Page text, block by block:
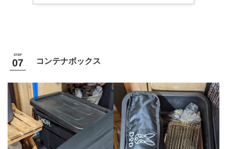
コンテナボックス